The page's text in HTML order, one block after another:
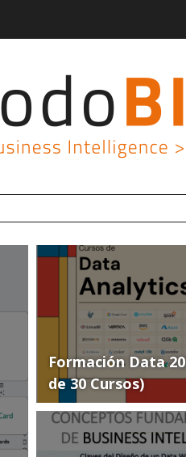
GROOT AI
Formación Data
de 30 Cursos)